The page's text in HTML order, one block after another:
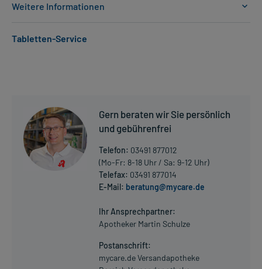
Weitere Informationen
- Epilepsie, wie:
- Nervenschmerzen bei Gürtelrose
- Nervenschmerzen (z.B. bei Gürtelrose)
Dosierung und Anwendungshinweise:
Jugendliche ab 12 Jahren und Erwachsene
morgens, mittags und abends, unabhängig von der Mahlzeit
Mehr anzeigen
Tabletten-Service
Gern beraten wir Sie persönlich
und gebührenfrei
Telefon: 03491 877012
(Mo-Fr: 8-18 Uhr / Sa: 9-12 Uhr)
Telefax: 03491 877014
E-Mail: beratung@mycare.de
Ihr Ansprechpartner:
Apotheker Martin Schulze
Postanschrift:
mycare.de Versandapotheke